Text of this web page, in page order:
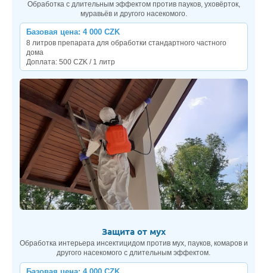
Обработка с длительным эффектом против пауков, уховёрток,
муравьёв и другого насекомого.
Базовая цена: 4 000 CZK
8 литров препарата для обработки стандартного частного
дома
Доплата: 500 CZK / 1 литр
Защита от мух
Обработка интерьера инсектицидом против мух, пауков, комаров и
другого насекомого с длительным эффектом.